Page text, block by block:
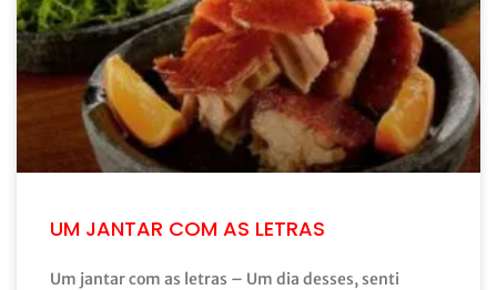
UM JANTAR COM AS LETRAS
Um jantar com as letras – Um dia desses, senti